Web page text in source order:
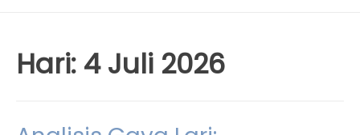
Hari: 4 Juli 2026